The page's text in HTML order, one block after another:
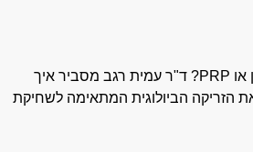
אורטוקין או PRP? ד"ר עמית רגב מסביר איך
הזריקה הביולוגית המתאימה לשחיקת